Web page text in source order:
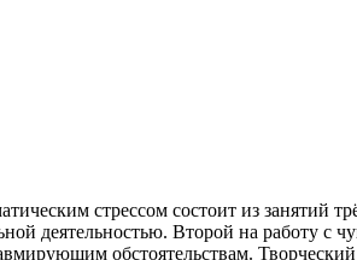
стрессом состоит из занятий
деятельностью. Второй на работу с
обстоятельствам.